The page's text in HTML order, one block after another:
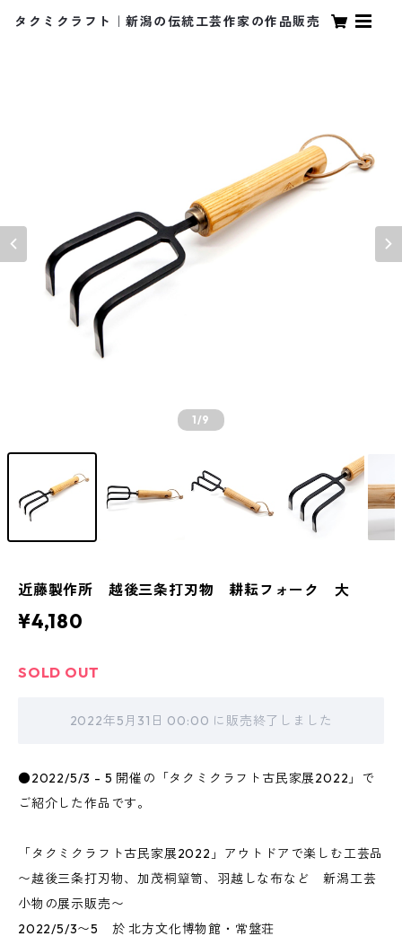
タクミクラフト｜新潟の伝統工芸作家の作品販売
1/9
近藤製作所 越後三条打刃物 耕耘フォーク 大
¥4,180
SOLD OUT
2022年5月31日 00:00 に販売終了しました
●2022/5/3 - 5 開催の「タクミクラフト古民家展2022」で
ご紹介した作品です。
「タクミクラフト古民家展2022」アウトドアで楽しむ工芸品
〜越後三条打刃物、加茂桐簞笥、羽越しな布など 新潟工芸
小物の展示販売〜
2022/5/3〜5 於 北方文化博物館・常盤荘